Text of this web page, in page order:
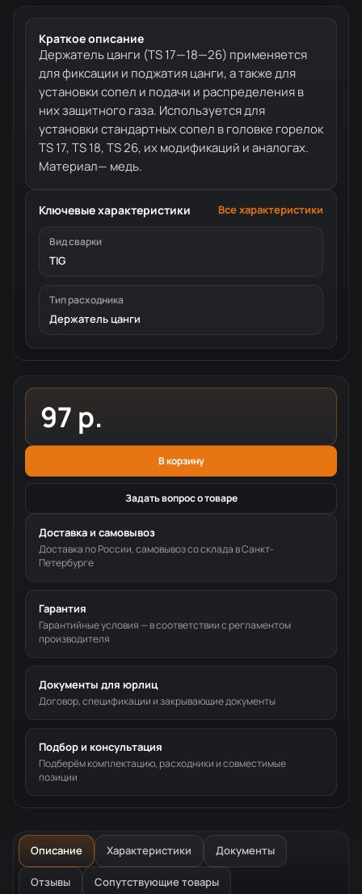
Краткое описание
Держатель цанги (TS 17—18—26) применяется
для фиксации и поджатия цанги, а также для
установки сопел и подачи и распределения в
них защитного газа. Используется для
установки стандартных сопел в головке горелок
TS 17, TS 18, TS 26, их модификаций и аналогах.
Материал— медь.
Ключевые характеристики Все характеристики
Вид сварки
TIG
Тип расходника
Держатель цанги
97 р.
В корзину
Задать вопрос о товаре
Доставка и самовывоз
Доставка по России, самовывоз со склада в Санкт-
Петербурге
Гарантия
Гарантийные условия — в соответствии с регламентом
производителя
Документы для юрлиц
Договор, спецификации и закрывающие документы
Подбор и консультация
Подберём комплектацию, расходники и совместимые
позиции
Описание Характеристики Документы
Отзывы Сопутствующие товары